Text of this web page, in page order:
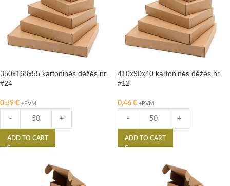
350x168x55 kartoninės dėžės nr.
#24
0,59 € +PVM
- +
ADD TO CART
410x90x40 kartoninės dėžės nr.
#12
0,46 € +PVM
- +
ADD TO CART